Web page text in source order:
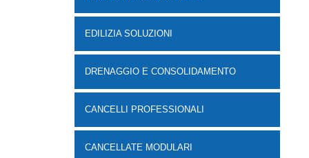
EDILIZIA SOLUZIONI
DRENAGGIO E CONSOLIDAMENTO
CANCELLI PROFESSIONALI
CANCELLATE MODULARI